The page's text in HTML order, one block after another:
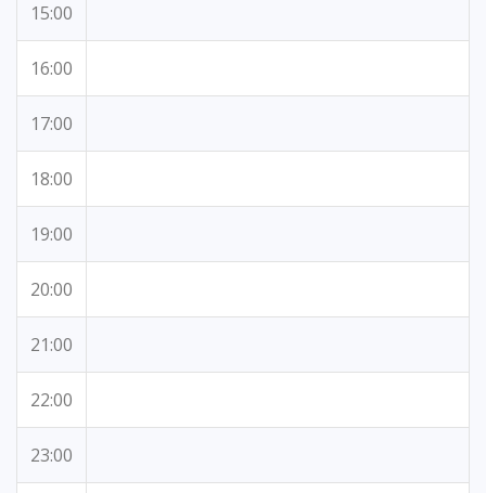
15:00
16:00
17:00
18:00
19:00
20:00
21:00
22:00
23:00